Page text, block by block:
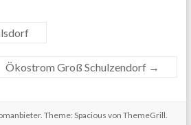
Ökostrom Groß Schulzendorf →
. Theme: Spacious von ThemeGrill.